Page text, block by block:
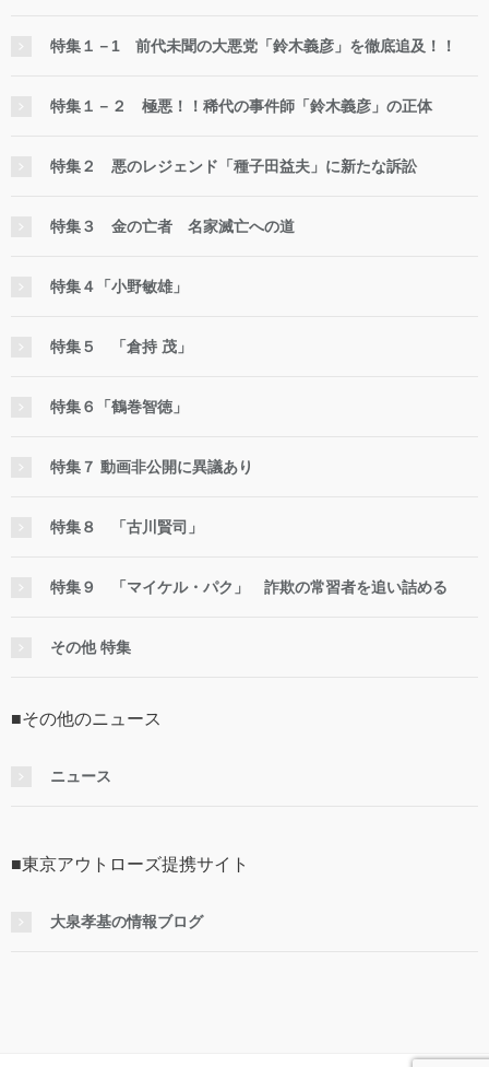
特集１－1 前代未聞の大悪党「鈴木義彦」を徹底追及！！
特集１－２ 極悪！！稀代の事件師「鈴木義彦」の正体
特集２ 悪のレジェンド「種子田益夫」に新たな訴訟
特集３ 金の亡者 名家滅亡への道
特集４「小野敏雄」
特集５ 「倉持 茂」
特集６「鶴巻智徳」
特集７ 動画非公開に異議あり
特集８ 「古川賢司」
特集９ 「マイケル・パク」 詐欺の常習者を追い詰める
その他 特集
■その他のニュース
ニュース
■東京アウトローズ提携サイト
大泉孝基の情報ブログ